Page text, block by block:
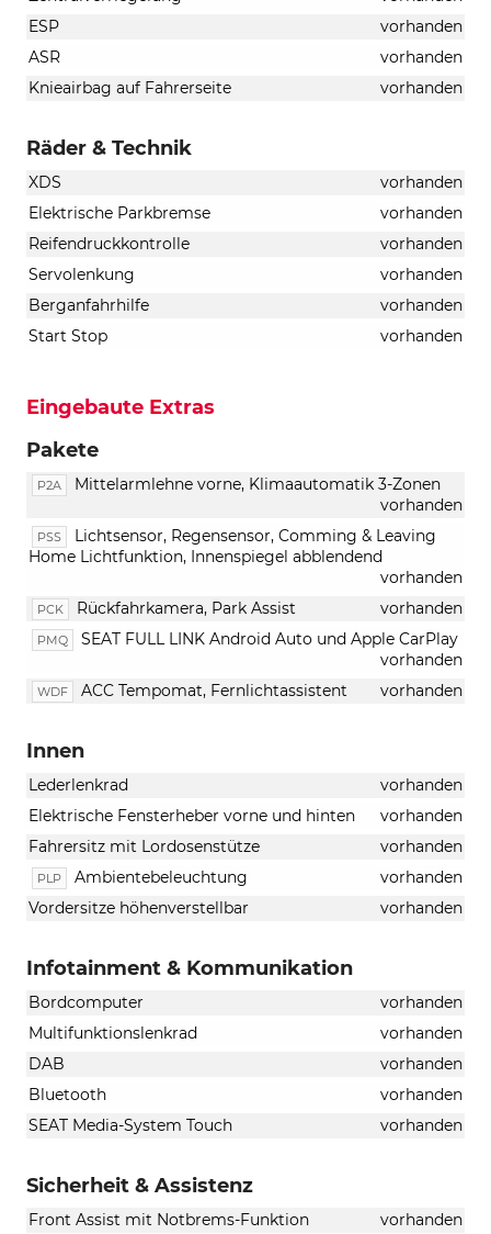
ESP
vorhanden
ASR
vorhanden
Knieairbag auf Fahrerseite
vorhanden
Räder & Technik
XDS
vorhanden
Elektrische Parkbremse
vorhanden
Reifendruckkontrolle
vorhanden
Servolenkung
vorhanden
Berganfahrhilfe
vorhanden
Start Stop
vorhanden
Eingebaute Extras
Pakete
P2A
Mittelarmlehne vorne, Klimaautomatik 3-Zonen
vorhanden
PSS
Lichtsensor, Regensensor, Comming & Leaving
Home Lichtfunktion, Innenspiegel abblendend
vorhanden
PCK Rückfahrkamera, Park Assist vorhanden
PMQ
SEAT FULL LINK Android Auto und Apple CarPlay
vorhanden
WDF ACC Tempomat, Fernlichtassistent vorhanden
Innen
Lederlenkrad
vorhanden
Elektrische Fensterheber vorne und hinten
vorhanden
Fahrersitz mit Lordosenstütze
vorhanden
PLP Ambientebeleuchtung
vorhanden
Vordersitze höhenverstellbar
vorhanden
Infotainment & Kommunikation
Bordcomputer
vorhanden
Multifunktionslenkrad
vorhanden
DAB
vorhanden
Bluetooth
vorhanden
SEAT Media-System Touch
vorhanden
Sicherheit & Assistenz
Front Assist mit Notbrems-Funktion
vorhanden